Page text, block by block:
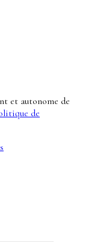
et autonome de
de